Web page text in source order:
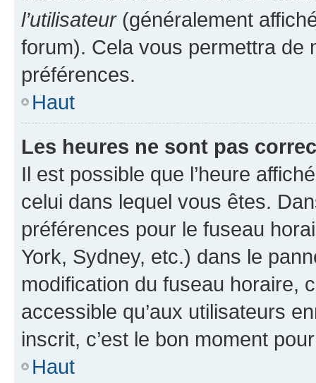
l’utilisateur(généralement
forum). Cela vous permettra de
préférences.
Haut
Les heures ne sont pas
Il est possible que l’heure
celui dans lequel vous êtes.
préférences pour le fuseau
York, Sydney, etc.) dans le
modification du fuseau horaire,
accessible qu’aux utilisateurs
inscrit, c’est le bon moment
Haut